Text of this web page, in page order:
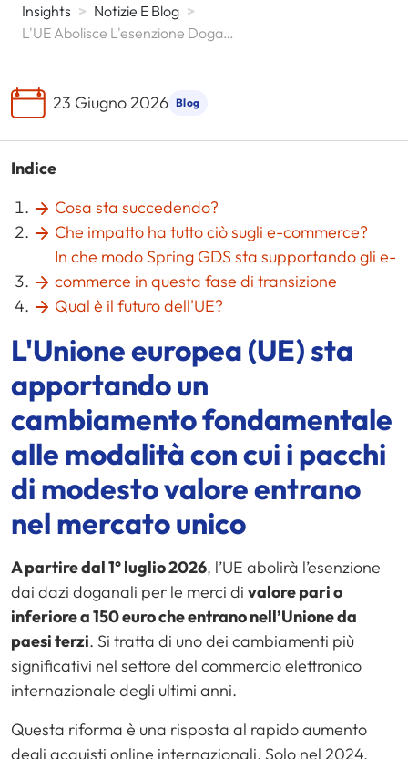
Insights > Notizie E Blog >
L'UE Abolisce L'esenzione Doganale Per I Pacchi Di Valore Inferiore A 150 Euro E Ridefinisce L'e-Commerce Internazionale
23 Giugno 2026 Blog
Indice
Cosa sta succedendo?
Che impatto ha tutto ciò sugli e-commerce?
In che modo Spring GDS sta supportando gli e-
commerce in questa fase di transizione
Qual è il futuro dell'UE?
L'Unione europea (UE) sta
apportando un
cambiamento fondamentale
alle modalità con cui i pacchi
di modesto valore entrano
nel mercato unico
A partire dal 1° luglio 2026, l’UE abolirà l’esenzione
dai dazi doganali per le merci di valore pari o
inferiore a 150 euro che entrano nell’Unione da
paesi terzi. Si tratta di uno dei cambiamenti più
significativi nel settore del commercio elettronico
internazionale degli ultimi anni.
Questa riforma è una risposta al rapido aumento
degli acquisti online internazionali. Solo nel 2024,